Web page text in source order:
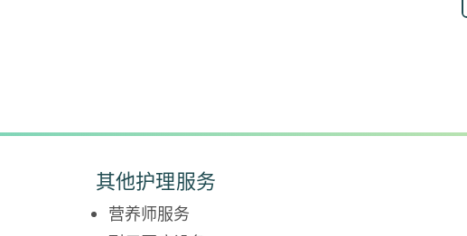
其他护理服务
营养师服务